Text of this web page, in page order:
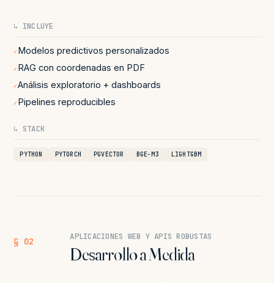
↳ INCLUYE
✓ Modelos predictivos personalizados
✓ RAG con coordenadas en PDF
✓Análisis exploratorio + dashboards
✓ Pipelines reproducibles
↳ STACK
PYTHON PYTORCH PGVECTOR BGE-M3 LIGHTGBM
§ 02 APLICACIONES WEB Y APIS ROBUSTAS
Desarrollo a Medida